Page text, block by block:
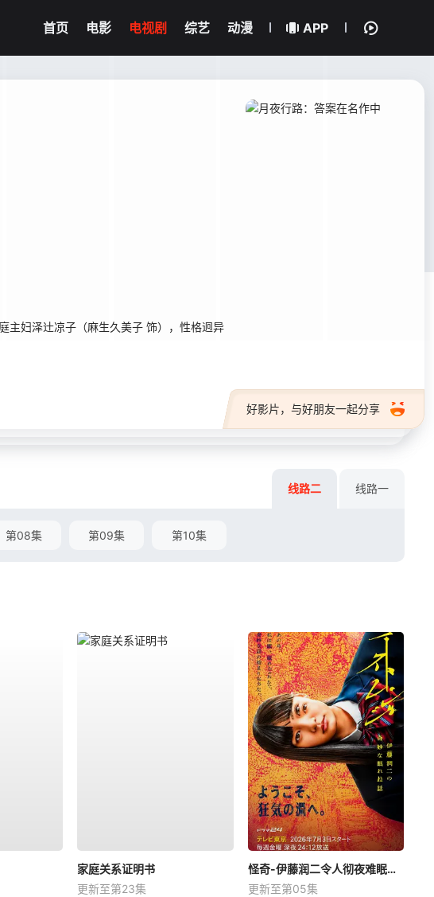
首页 电影 电视剧 综艺 动漫 APP
主妇泽辻凉子（麻生久美子 饰），性格迥异
好影片，与好朋友一起分享
线路二 线路一
第08集 第09集 第10集
家庭关系证明书
更新至第23集
怪奇-伊藤润二令人彻夜难眠的奇异故事－
更新至第05集